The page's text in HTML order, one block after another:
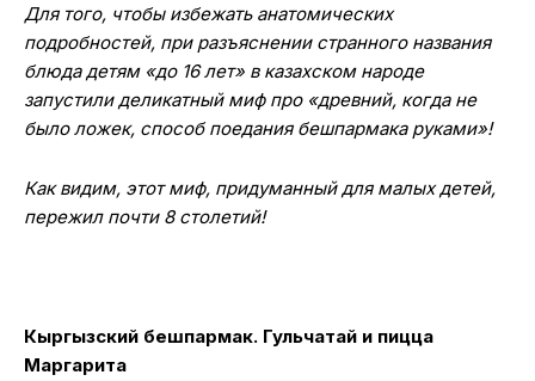
Для того, чтобы избежать анатомических
подробностей, при разъяснении странного названия
блюда детям «до 16 лет» в казахском народе
запустили деликатный миф про «древний, когда не
было ложек, способ поедания бешпармака руками»!
Как видим, этот миф, придуманный для малых детей,
пережил почти 8 столетий!
Кыргызский бешпармак. Гульчатай и пицца
Маргарита